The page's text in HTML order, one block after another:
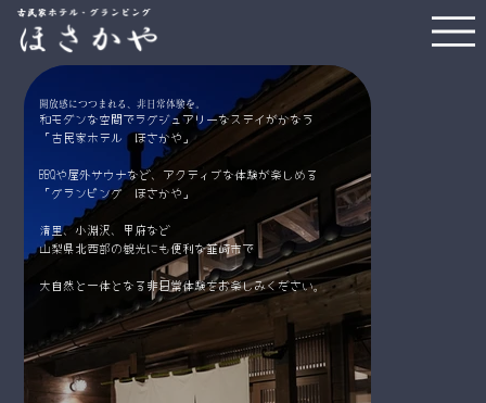
開放感につつまれる、非日常体験を。
和モダンな空間でラグジュアリーなステイがかなう
「古民家ホテル ほさかや」
BBQや屋外サウナなど、アクティブな体験が楽しめる
「グランピング ほさかや」
清里、小淵沢、甲府など
山梨県北西部の観光にも便利な韮崎市で
大自然と一体となる非日常体験をお楽しみください。